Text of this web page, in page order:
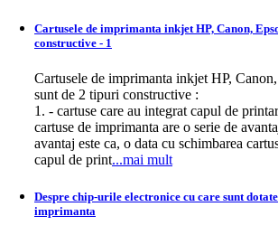
Cartusele de imprimanta inkjet HP, Canon,
constructive - 1
Cartusele de imprimanta inkjet HP,
sunt de 2 tipuri constructive :
1. - cartuse care au integrat capul de
cartuse de imprimanta are o serie de
avantaj este ca, o data cu schimbarea
capul de print...mai mult
Despre chip-urile electronice cu care sunt
imprimanta